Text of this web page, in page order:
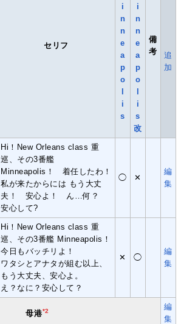
セリフ
備
考
i
n
n
e
a
p
o
l
i
s
i
n
n
e
a
p
o
l
i
s
改
追
加
Hi！New Orleans class 重
巡、その3番艦
Minneapolis！ 着任したわ！
私が来たからには もう大丈
夫！ 安心よ！ ん…何？
安心して?
◯ ✕
編
集
Hi！New Orleans class 重
巡、その3番艦 Minneapolis！
今日もバッチリよ！
ワタシとアナタが組む以上、
もう大丈夫、安心よ。
え？なに？安心して？
✕ ◯
編
集
母港*2
編
集